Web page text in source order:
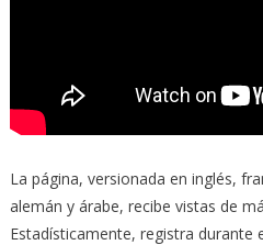
La página, versionada en inglés,
alemán y árabe, recibe vistas de
Estadísticamente, registra durante